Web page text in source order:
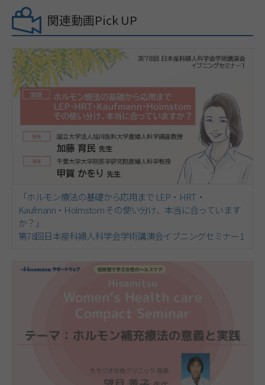
関連動画Pick UP
「ホルモン療法の基礎から応用まで LEP・HRT・
Kaufmann・Holmstom その使い分け、本当に合っています
か？」
第78回日本産科婦人科学会学術講演会イブニングセミナー1